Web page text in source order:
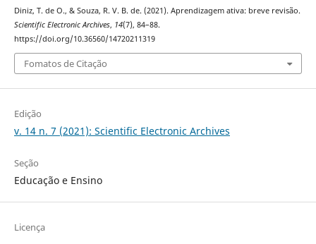
Diniz, T. de O., & Souza, R. V. B. de. (2021). Aprendizagem ativa: breve revisão.
Scientific Electronic Archives, 14(7), 84–88.
https://doi.org/10.36560/14720211319
Fomatos de Citação
Edição
v. 14 n. 7 (2021): Scientific Electronic Archives
Seção
Educação e Ensino
Licença